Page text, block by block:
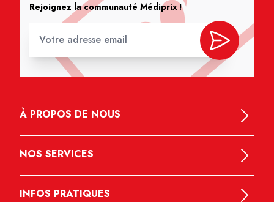
Rejoignez la communauté Médiprix !
À PROPOS DE NOUS
NOS SERVICES
INFOS PRATIQUES